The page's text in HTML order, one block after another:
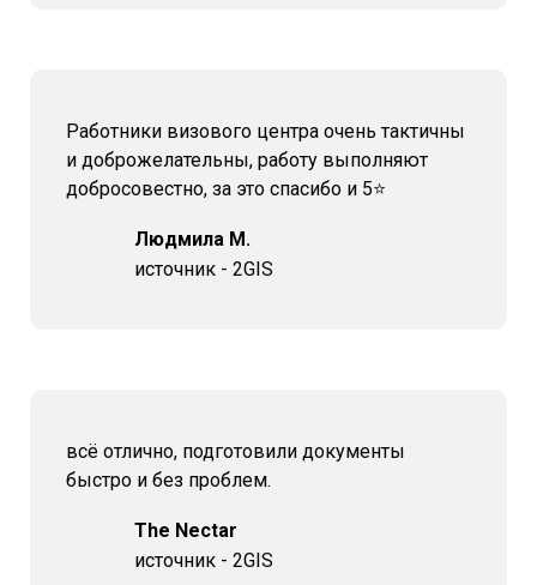
Работники визового центра очень тактичны
и доброжелательны, работу выполняют
добросовестно, за это спасибо и 5⭐️
Людмила М.
источник - 2GIS
всё отлично, подготовили документы
быстро и без проблем.
The Nectar
источник - 2GIS